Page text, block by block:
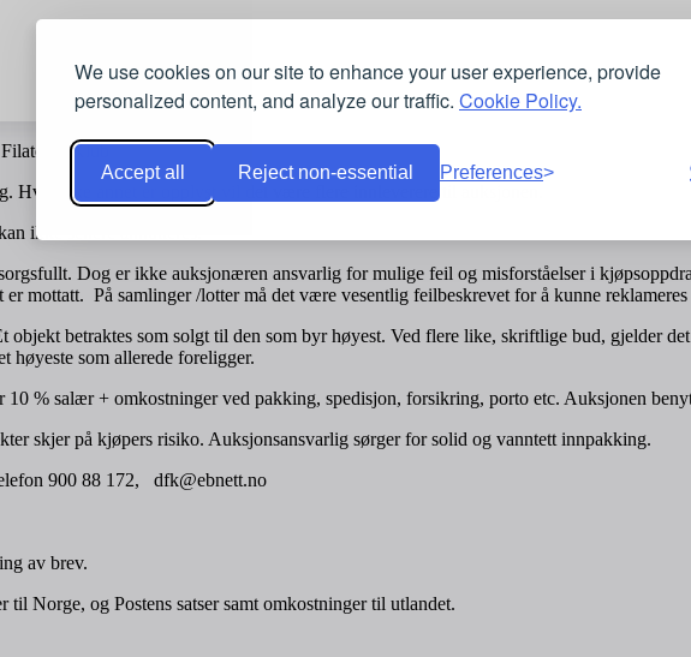
We use cookies on our site to enhance your user experience, provide
personalized content, and analyze our traffic. Cookie Policy.
Accept all Reject non-essential Preferences
Klub
Hvis ikke annet er opplyst vil det være flere innleverere til auksjonen.
ikke senere annulleres.
Dog er ikke auksjonæren ansvarlig for mulige feil og misforståelser i
er mottatt. På samlinger /lotter må det være vesentlig feilbeskrevet for å kunne reklameres
objekt betraktes som solgt til den som byr høyest. Ved flere like, skriftlige bud, gjelder
høyeste som allerede foreligger.
10 % salær + omkostninger ved pakking, spedisjon, forsikring, porto etc. Auksjonen
skjer på kjøpers risiko. Auksjonsansvarlig sørger for solid og vanntett innpakking.
900 88 172, dfk@ebnett.no
av brev.
til Norge, og Postens satser samt omkostninger til utlandet.